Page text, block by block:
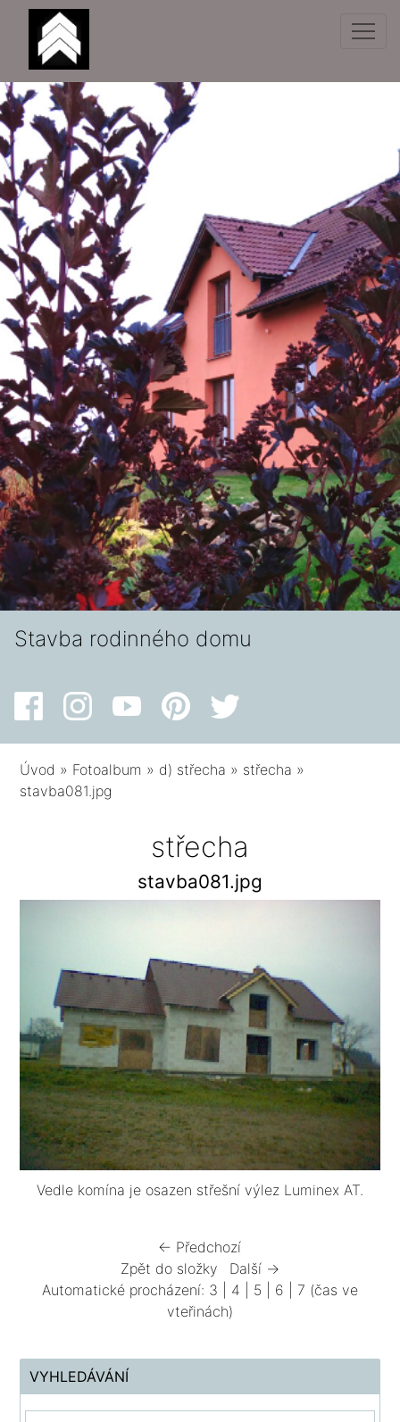
Stavba rodinného domu
Úvod » Fotoalbum » d) střecha » střecha »
stavba081.jpg
střecha
stavba081.jpg
Vedle komína je osazen střešní výlez Luminex AT.
← Předchozí
Zpět do složky
Další →
Automatické procházení: 3 4 5 6 7 (čas ve
vteřinách)
VYHLEDÁVÁNÍ